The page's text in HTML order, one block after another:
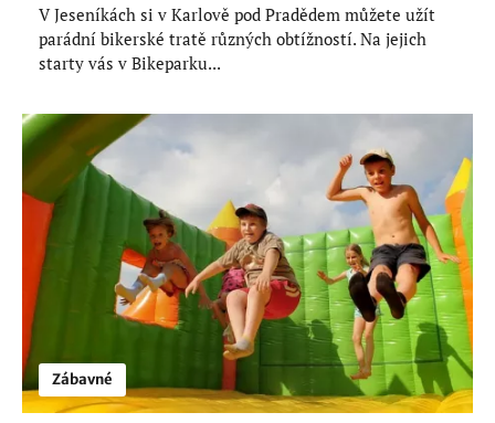
V Jeseníkách si v Karlově pod Pradědem můžete užít
parádní bikerské tratě různých obtížností. Na jejich
starty vás v Bikeparku...
Zábavné